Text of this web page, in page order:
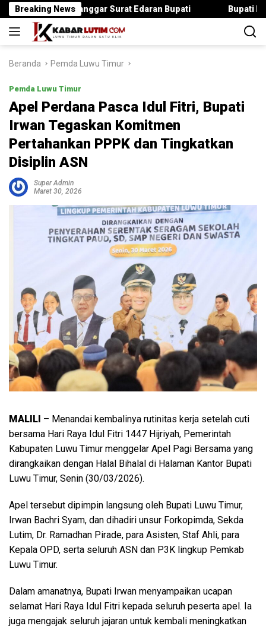
Langsung
ke
konten
Breaking News
Langgar Surat Edaran Bupati Bupati Irwan
Beranda Pemda Luwu Timur
Pemda Luwu Timur
Apel Perdana Pasca Idul Fitri, Bupati
Irwan Tegaskan Komitmen
Pertahankan PPPK dan Tingkatkan
Disiplin ASN
Super Admin
Maret 30, 2026
MALILI – Menandai kembalinya rutinitas kerja setelah cuti
bersama Hari Raya Idul Fitri 1447 Hijriyah, Pemerintah
Kabupaten Luwu Timur menggelar Apel Pagi Bersama yang
dirangkaikan dengan Halal Bihalal di Halaman Kantor Bupati
Luwu Timur, Senin (30/03/2026).
Apel tersebut dipimpin langsung oleh Bupati Luwu Timur,
Irwan Bachri Syam, dan dihadiri unsur Forkopimda, Sekda
Lutim, Dr. Ramadhan Pirade, para Asisten, Staf Ahli, para
Kepala OPD, serta seluruh ASN dan P3K lingkup Pemkab
Luwu Timur.
Dalam amanatnya, Bupati Irwan menyampaikan ucapan
selamat Hari Raya Idul Fitri kepada seluruh peserta apel. Ia
juga mengajak seluruh jajaran untuk kembali meningkatkan